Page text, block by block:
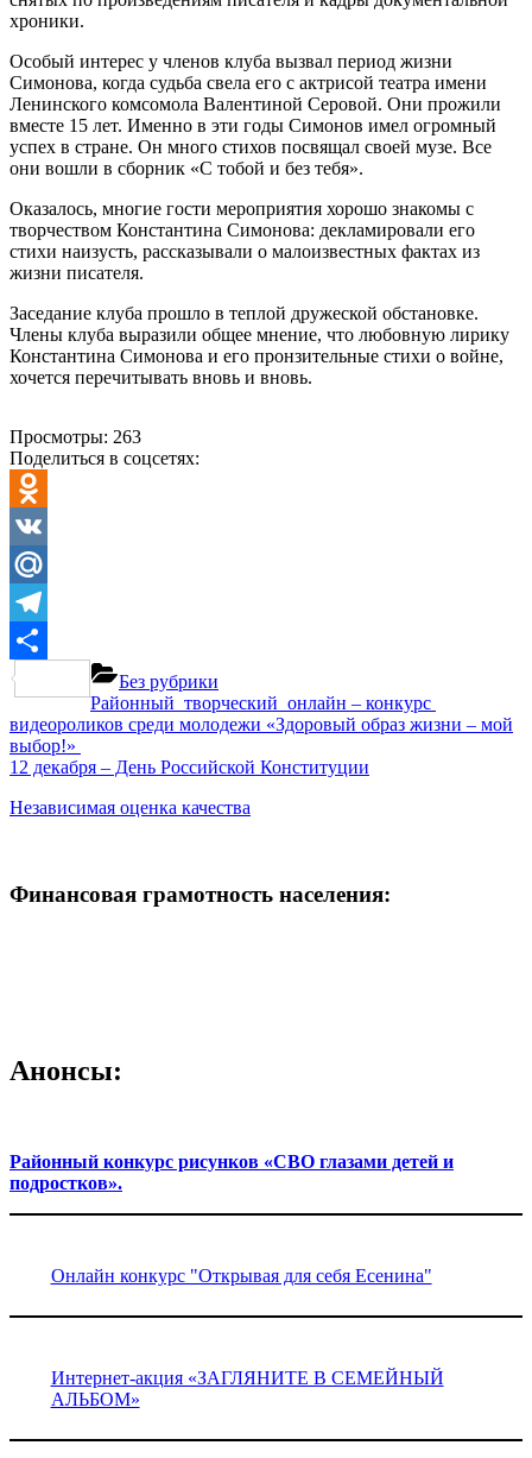
хроники.
Особый интерес у членов клуба вызвал период жизни
Симонова, когда судьба свела его с актрисой театра имени
Ленинского комсомола Валентиной Серовой. Они прожили
вместе 15 лет. Именно в эти годы Симонов имел огромный
успех в стране. Он много стихов посвящал своей музе. Все
они вошли в сборник «С тобой и без тебя».
Оказалось, многие гости мероприятия хорошо знакомы с
творчеством Константина Симонова: декламировали его
стихи наизусть, рассказывали о малоизвестных фактах из
жизни писателя.
Заседание клуба прошло в теплой дружеской обстановке.
Члены клуба выразили общее мнение, что любовную лирику
Константина Симонова и его пронзительные стихи о войне,
хочется перечитывать вновь и вновь.
Просмотры: 263
Поделиться в соцсетях:
Odnoklassniki
VK
Mail.Ru
Telegram
Отправить
Без рубрики
Навигация
по
записям
Previous
Post:
Районный творческий онлайн – конкурс
видеороликов среди молодежи «Здоровый образ жизни – мой
выбор!»
Next
12 декабря – День Российской Конституции
Независимая оценка качества
Финансовая грамотность населения:
Анонсы:
Районный конкурс рисунков «СВО глазами детей и
подростков».
Онлайн конкурс "Открывая для себя Есенина"
Интернет-акция «ЗАГЛЯНИТЕ В СЕМЕЙНЫЙ
АЛЬБОМ»